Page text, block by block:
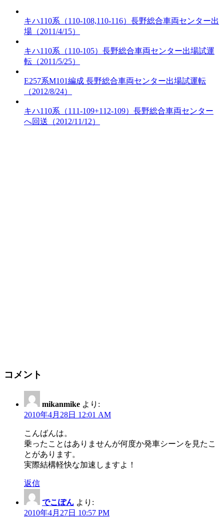
キハ110系（110-108,110-116）長野総合車両センター出
場（2011/4/15）
キハ110系（110-105）長野総合車両センター出場試運
転（2011/5/25）
E257系M101編成 長野総合車両センター出場試運転
（2012/8/24）
キハ110系（111-109+112-109）長野総合車両センター
へ回送（2012/11/12）
コメント
mikanmike より:
2010年4月28日 12:01 AM
こんばんは。
乗ったことはありませんが何度か発車シーンを見たこ
とがあります。
実際結構軽快な加速しますよ！
返信
でこぽん より:
2010年4月27日 10:57 PM